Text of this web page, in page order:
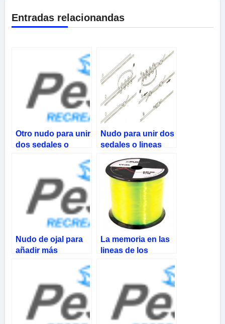
Entradas relacionandas
Otro nudo para unir
dos sedales o
Nudo para unir dos
sedales o lineas
Nudo de ojal para
añadir más
La memoria en las
lineas de los